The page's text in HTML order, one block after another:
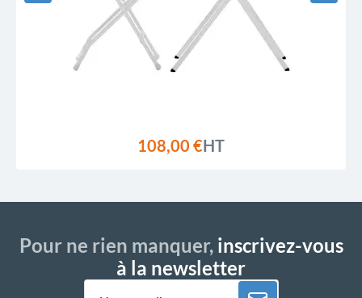
108,00 €HT
Pour ne rien manquer,inscrivez-vous
à la newsletter